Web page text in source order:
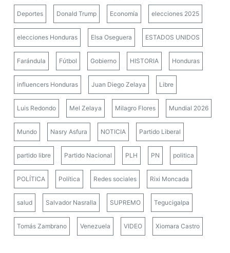
Deportes Donald Trump Economía elecciones 2025
elecciones Honduras Elsa Oseguera ESTADOS UNIDOS
Farándula Fútbol Gobierno HISTORIA Honduras
influencers Honduras Juan Diego Zelaya Libre
Luis Redondo Mel Zelaya Milagro Flores Mundial 2026
Mundo Nasry Asfura NOTICIA Partido Liberal
partido libre Partido Nacional PLH PN politica
POLÍTICA Política Redes sociales Rixi Moncada
salud Salvador Nasralla SUPREMO Tegucigalpa
Tomás Zambrano Venezuela VIDEO Xiomara Castro